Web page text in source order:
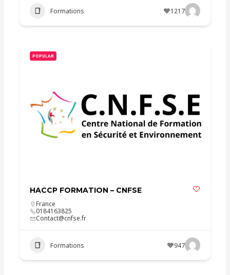
Formations 1217
POPULAR
HACCP FORMATION – CNFSE
France
0184163825
Contact@cnfse.fr
Formations 947